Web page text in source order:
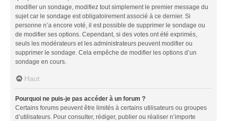
modifier un sondage, modifiez tout simplement le premier message du
sujet car le sondage est obligatoirement associé à ce dernier. Si
personne n’a encore voté, il est possible de supprimer le sondage ou
de modifier ses options. Cependant, si des votes ont été exprimés,
seuls les modérateurs et les administrateurs peuvent modifier ou
supprimer le sondage. Cela empêche de modifier les options d’un
sondage en cours.
Haut
Pourquoi ne puis-je pas accéder à un forum ?
Certains forums peuvent être limités à certains utilisateurs ou groupes
d’utilisateurs. Pour consulter, rédiger, publier ou réaliser n’importe